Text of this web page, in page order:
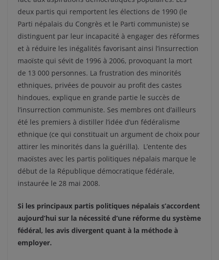
deux partis qui remportent les élections de 1990 (le
Parti népalais du Congrès et le Parti communiste) se
distinguent par leur incapacité à engager des réformes
et à réduire les inégalités favorisant ainsi l’insurrection
maoïste qui sévit de 1996 à 2006, provoquant la mort
de 13 000 personnes. La frustration des minorités
ethniques, privées de pouvoir au profit des castes
hindoues, explique en grande partie le succès de
l’insurrection communiste. Ses membres ont d’ailleurs
été les premiers à distiller l’idée d’un fédéralisme
ethnique (ce qui constituait un argument de choix pour
attirer les minorités dans la guérilla). L’entente des
maoïstes avec les partis politiques népalais marque le
début de la République démocratique fédérale,
instaurée le 28 mai 2008.
Si les principaux partis politiques népalais s’accordent
aujourd’hui sur la nécessité d’une réforme du système
fédéral, les avis divergent quant à la méthode à
employer.